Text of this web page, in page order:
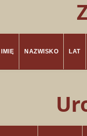
IMIĘ NAZWISKO LAT